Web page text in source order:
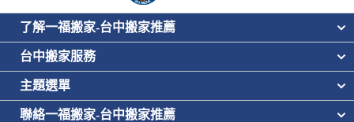
了解一福搬家-台中搬家推薦
台中搬家服務
主題選單
聯絡一福搬家-台中搬家推薦